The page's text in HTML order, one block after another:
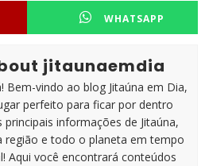
WHATSAPP
jitaunaemdia
Bem-vindo ao blog Jitaúna em Dia,
perfeito para ficar por dentro
principais informações de Jitaúna,
região e todo o planeta em tempo
Aqui você encontrará conteúdos